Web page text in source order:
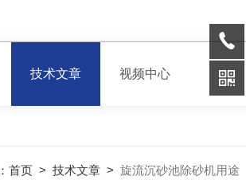
技术文章 视频中心
首页> 技术文章> 旋流沉砂池除砂机用途